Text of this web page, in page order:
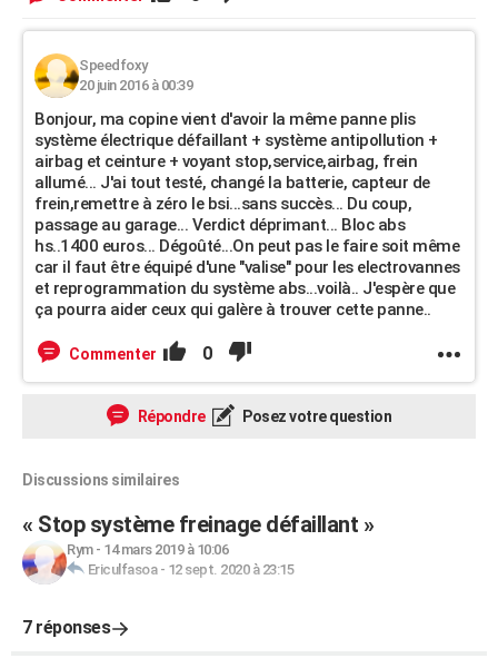
Speedfoxy
20 juin 2016 à 00:39
Bonjour, ma copine vient d'avoir la même panne plis
système électrique défaillant + système antipollution +
airbag et ceinture + voyant stop,service,airbag, frein
allumé... J'ai tout testé, changé la batterie, capteur de
frein,remettre à zéro le bsi...sans succès... Du coup,
passage au garage... Verdict déprimant... Bloc abs
hs..1400 euros... Dégoûté...On peut pas le faire soit même
car il faut être équipé d'une "valise" pour les electrovannes
et reprogrammation du système abs...voilà.. J'espère que
ça pourra aider ceux qui galère à trouver cette panne..
Commenter 0
Répondre Posez votre question
Discussions similaires
« Stop système freinage défaillant »
Rym- 14 mars 2019 à 10:06
Ericulfasoa- 12 sept. 2020 à 23:15
7 réponses